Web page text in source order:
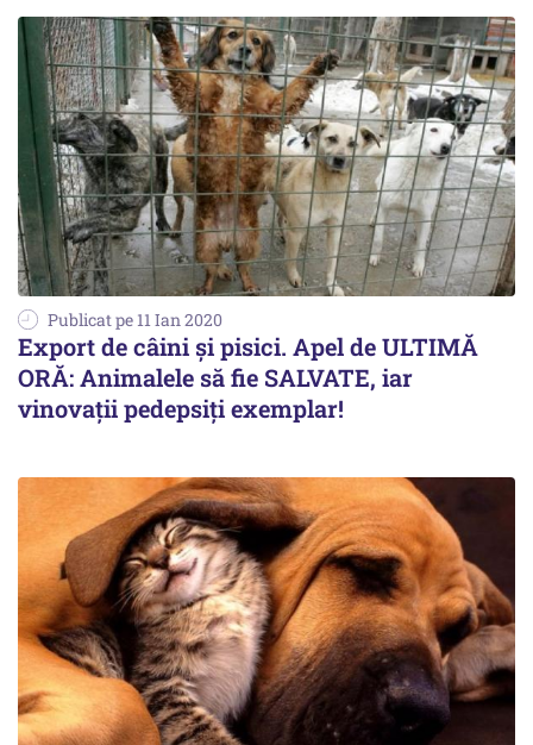
Publicat pe 11 Ian 2020
Export de câini și pisici. Apel de ULTIMĂ
ORĂ: Animalele să fie SALVATE, iar
vinovații pedepsiți exemplar!